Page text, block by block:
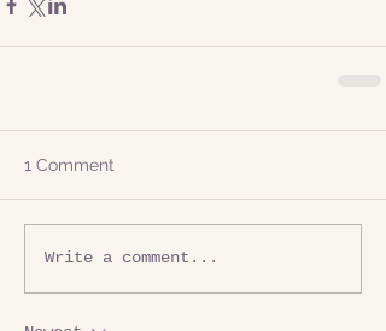
1 Comment
Write a comment...